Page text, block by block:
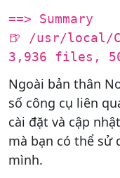
==> Summary
🍺 /usr/local/
3,936 files,
Ngoài bản thân
số công cụ liên
cài đặt và cập
mà bạn có thể sử
mình.